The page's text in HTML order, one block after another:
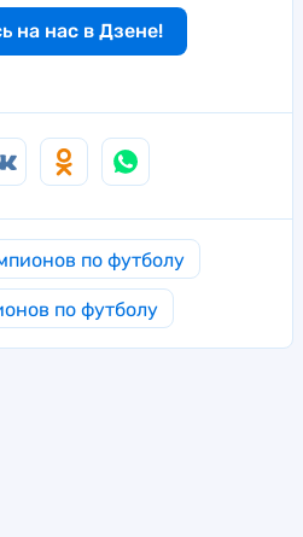
на нас в Дзене!
по футболу
по футболу